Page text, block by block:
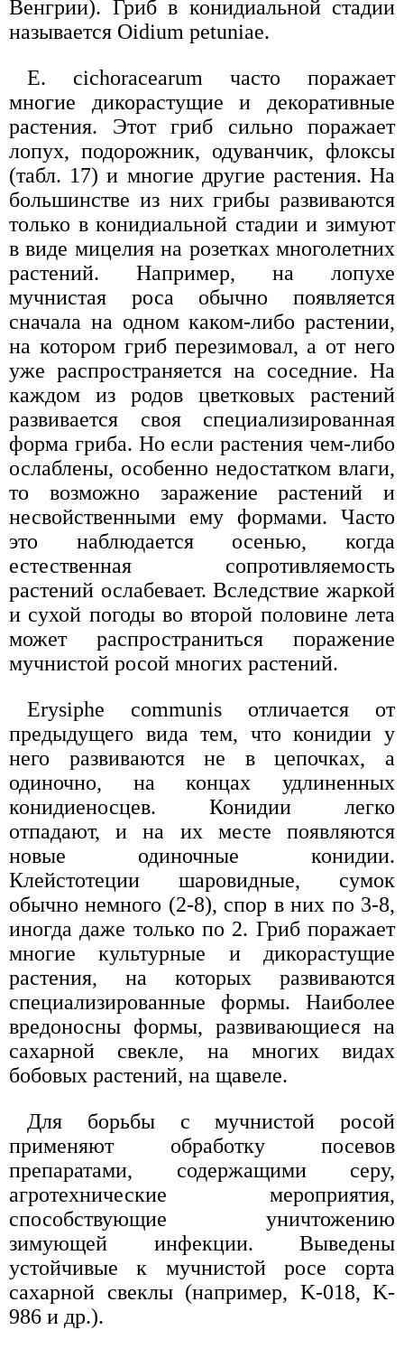
Венгрии). Гриб в конидиальной стадии
называется Oidium petuniae.
Е. cichoracearum часто поражает
многие дикорастущие и декоративные
растения. Этот гриб сильно поражает
лопух, подорожник, одуванчик, флоксы
(табл. 17) и многие другие растения. На
большинстве из них грибы развиваются
только в конидиальной стадии и зимуют
в виде мицелия на розетках многолетних
растений. Например, на лопухе
мучнистая роса обычно появляется
сначала на одном каком-либо растении,
на котором гриб перезимовал, а от него
уже распространяется на соседние. На
каждом из родов цветковых растений
развивается своя специализированная
форма гриба. Но если растения чем-либо
ослаблены, особенно недостатком влаги,
то возможно заражение растений и
несвойственными ему формами. Часто
это наблюдается осенью, когда
естественная сопротивляемость
растений ослабевает. Вследствие жаркой
и сухой погоды во второй половине лета
может распространиться поражение
мучнистой росой многих растений.
Erysiphe communis отличается от
предыдущего вида тем, что конидии у
него развиваются не в цепочках, а
одиночно, на концах удлиненных
конидиеносцев. Конидии легко
отпадают, и на их месте появляются
новые одиночные конидии.
Клейстотеции шаровидные, сумок
обычно немного (2-8), спор в них по 3-8,
иногда даже только по 2. Гриб поражает
многие культурные и дикорастущие
растения, на которых развиваются
специализированные формы. Наиболее
вредоносны формы, развивающиеся на
сахарной свекле, на многих видах
бобовых растений, на щавеле.
Для борьбы с мучнистой росой
применяют обработку посевов
препаратами, содержащими серу,
агротехнические мероприятия,
способствующие уничтожению
зимующей инфекции. Выведены
устойчивые к мучнистой росе сорта
сахарной свеклы (например, K-018, K-
986 и др.).